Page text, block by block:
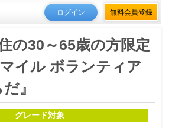
ログイン 無料会員登録
の30～65歳の方限定
マイル ボランティア
』
グレード対象